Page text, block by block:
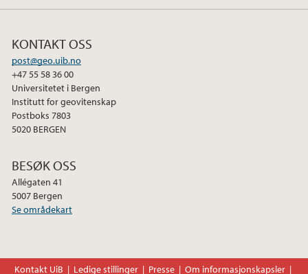
KONTAKT OSS
post@geo.uib.no
+47 55 58 36 00
Universitetet i Bergen
Institutt for geovitenskap
Postboks 7803
5020 BERGEN
BESØK OSS
Allégaten 41
5007 Bergen
Se områdekart
Kontakt UiB Ledige stillinger Presse Om informasjonskapsler